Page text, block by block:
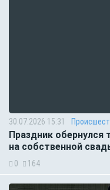
30.07.2026 15:31
Праздник обернулся
на собственной
0 164